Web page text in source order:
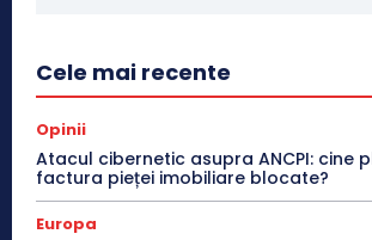
Cele mai recente
Opinii
Atacul cibernetic asupra ANCPI: cine
factura pieței imobiliare blocate?
Europa